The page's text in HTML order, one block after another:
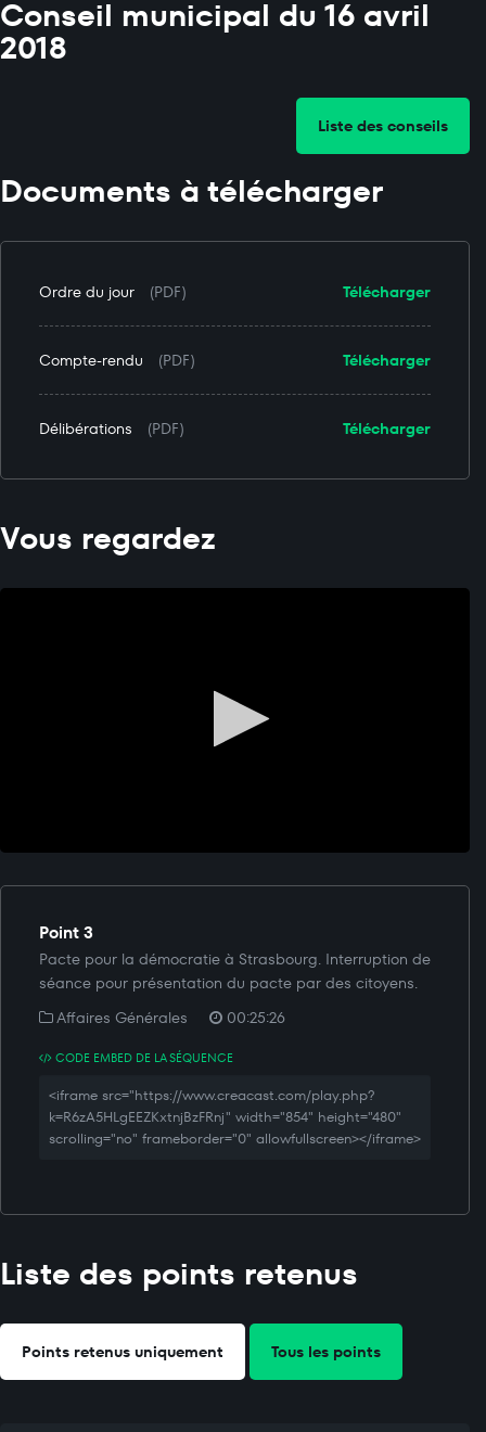
Conseil municipal du 16 avril
2018
Liste des conseils
Documents à télécharger
Télécharger
Ordre du jour (PDF)
Télécharger
Compte-rendu (PDF)
Télécharger
Délibérations (PDF)
Vous regardez
Point 3
Pacte pour la démocratie à Strasbourg. Interruption de
séance pour présentation du pacte par des citoyens.
Affaires Générales
00:25:26
CODE EMBED DE LA SÉQUENCE
<iframe src="https://www.creacast.com/play.php?
k=R6zA5HLgEEZKxtnjBzFRnj" width="854" height="480"
scrolling="no" frameborder="0" allowfullscreen></iframe>
Liste des points retenus
Points retenus uniquement Tous les points